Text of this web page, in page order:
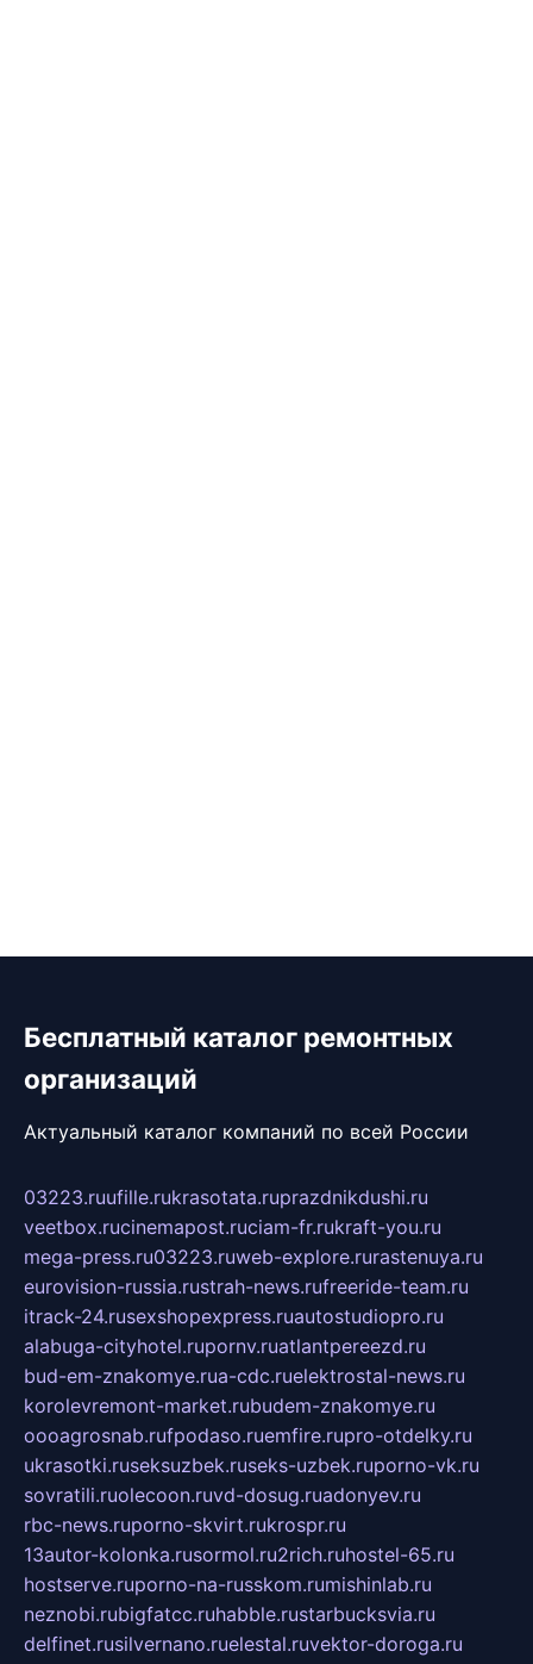
Бесплатный каталог ремонтных
организаций
Актуальный каталог компаний по всей России
03223.ruufille.rukrasotata.ruprazdnikdushi.ru
veetbox.rucinemapost.ruciam-fr.rukraft-you.ru
mega-press.ru03223.ruweb-explore.rurastenuya.ru
eurovision-russia.rustrah-news.rufreeride-team.ru
itrack-24.rusexshopexpress.ruautostudiopro.ru
alabuga-cityhotel.rupornv.ruatlantpereezd.ru
bud-em-znakomye.rua-cdc.ruelektrostal-news.ru
korolevremont-market.rubudem-znakomye.ru
oooagrosnab.rufpodaso.ruemfire.rupro-otdelky.ru
ukrasotki.ruseksuzbek.ruseks-uzbek.ruporno-vk.ru
sovratili.ruolecoon.ruvd-dosug.ruadonyev.ru
rbc-news.ruporno-skvirt.rukrospr.ru
13autor-kolonka.rusormol.ru2rich.ruhostel-65.ru
hostserve.ruporno-na-russkom.rumishinlab.ru
neznobi.rubigfatcc.ruhabble.rustarbucksvia.ru
delfinet.rusilvernano.ruelestal.ruvektor-doroga.ru